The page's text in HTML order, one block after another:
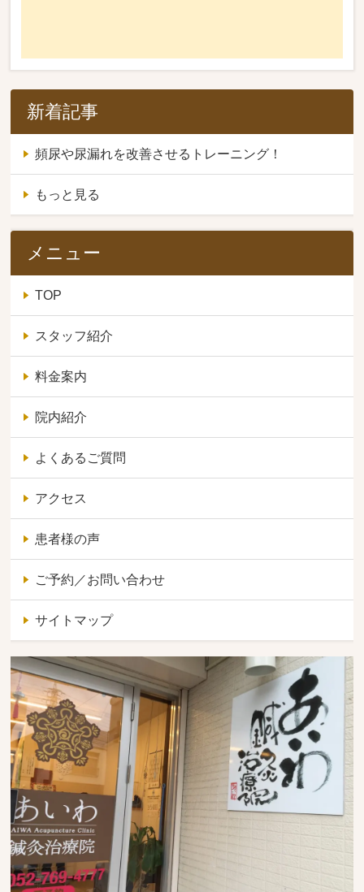
新着記事
頻尿や尿漏れを改善させるトレーニング！
もっと見る
メニュー
TOP
スタッフ紹介
料金案内
院内紹介
よくあるご質問
アクセス
患者様の声
ご予約／お問い合わせ
サイトマップ